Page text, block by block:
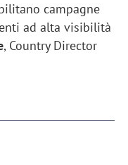
campagne
ad alta visibilità
, Country Director